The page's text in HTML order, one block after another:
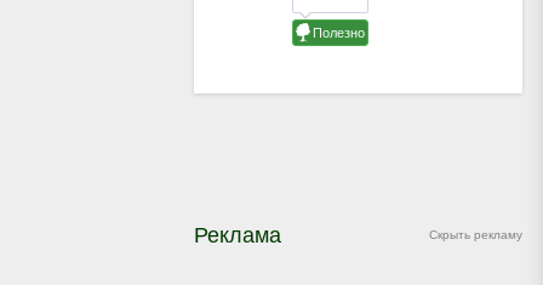
Скрыть рекламу
Реклама